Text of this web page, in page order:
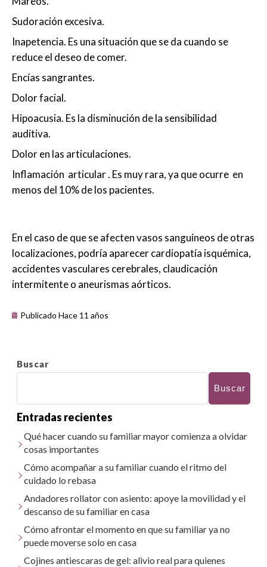
Sudoración excesiva.
Inapetencia. Es una situación que se da cuando se
reduce el deseo de comer.
Encías sangrantes.
Dolor facial.
Hipoacusia. Es la disminución de la sensibilidad
auditiva.
Dolor en las articulaciones.
Inflamación articular . Es muy rara, ya que ocurre en
menos del 10% de los pacientes.
En el caso de que se afecten vasos sanguíneos de otras
localizaciones, podría aparecer cardiopatía isquémica,
accidentes vasculares cerebrales, claudicación
intermitente o aneurismas aórticos.
Publicado Hace 11 años
Buscar
Buscar
Entradas recientes
Qué hacer cuando su familiar mayor comienza a olvidar
cosas importantes
Cómo acompañar a su familiar cuando el ritmo del
cuidado lo rebasa
Andadores rollator con asiento: apoye la movilidad y el
descanso de su familiar en casa
Cómo afrontar el momento en que su familiar ya no
puede moverse solo en casa
Cojines antiescaras de gel: alivio real para quienes